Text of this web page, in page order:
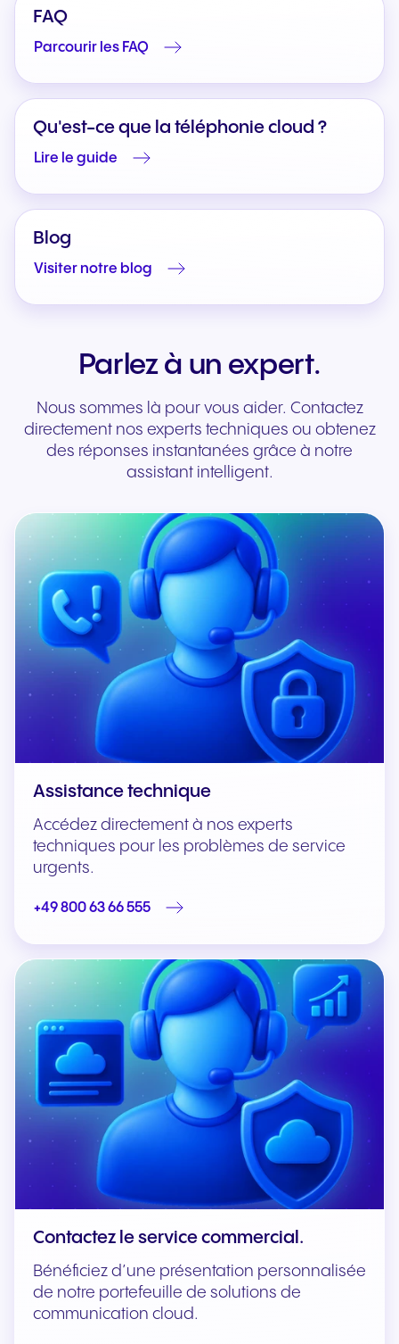
FAQ
Parcourir les FAQ
Qu'est-ce que la téléphonie cloud ?
Lire le guide
Blog
Visiter notre blog
Parlez à un expert.
Nous sommes là pour vous aider. Contactez
directement nos experts techniques ou obtenez
des réponses instantanées grâce à notre
assistant intelligent.
Assistance technique
Accédez directement à nos experts
techniques pour les problèmes de service
urgents.
+49 800 63 66 555
Contactez le service commercial.
Bénéficiez d’une présentation personnalisée
de notre portefeuille de solutions de
communication cloud.